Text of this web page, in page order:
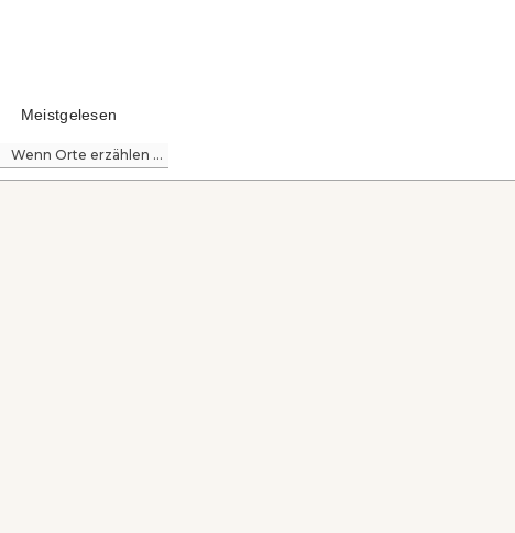
Meistgelesen
Wenn Orte erzählen ...